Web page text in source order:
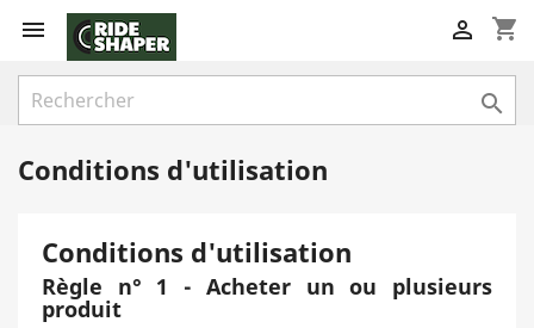
 shopping_cart


Conditions d'utilisation
Conditions d'utilisation
Règle n° 1 - Acheter un ou plusieurs
produit